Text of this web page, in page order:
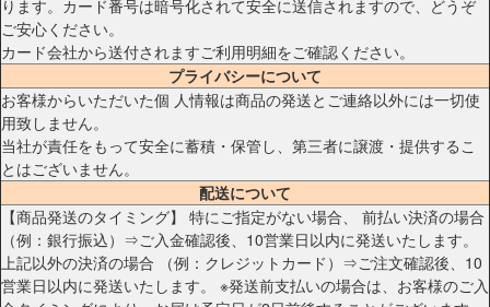
ります。カード番号は暗号化されて安全に送信されますので、どうぞ
ご安心ください。
カード会社から送付されますご利用明細をご確認ください。
プライバシーについて
お客様からいただいた個 人情報は商品の発送とご連絡以外には一切使
用致しません。
当社が責任をもって安全に蓄積・保管し、第三者に譲渡・提供するこ
とはございません。
配送について
【商品発送のタイミング】 特にご指定がない場合、 前払い決済の場合
（例：銀行振込）⇒ご入金確認後、10営業日以内に発送いたします。
上記以外の決済の場合 （例：クレジットカード）⇒ご注文確認後、10
営業日以内に発送いたします。 ※発送前支払いの場合は、お客様のご入